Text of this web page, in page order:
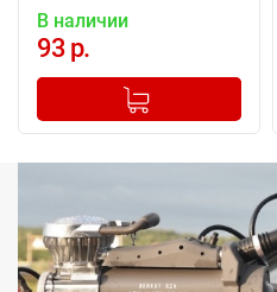
В наличии
93 р.
+
Добавлено в корзину